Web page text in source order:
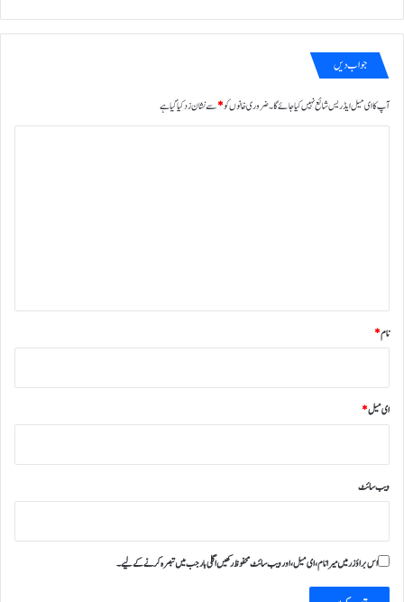
جواب دیں
آپ کا ای میل ایڈریس شائع نہیں کیا جائے گا۔ضروری خانوں کو*سے نشان زد کیا گیا ہے
نام*
ای میل*
ویب‌ سائٹ
اس براؤزر میں میرا نام، ای میل، اور ویب سائٹ محفوظ رکھیں اگلی بار جب میں تبصرہ کرنے کےلیے۔